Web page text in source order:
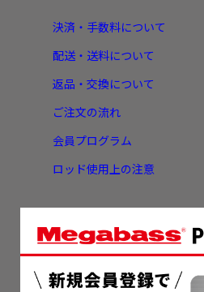
決済・手数料について
配送・送料について
返品・交換について
ご注文の流れ
会員プログラム
ロッド使用上の注意